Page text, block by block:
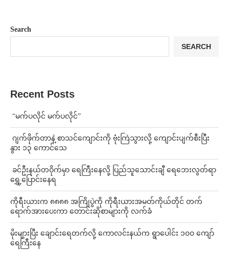
Search
SEARCH
Recent Posts
⁨ ⁨“မက်ပလိုင် မက်ပလိုင်”
⁨⁩ ⁨ဂျက်ဖိုက်တာနဲ့ စာသင်ကျောင်းကို ဗုံးကြဲသွားလို့ ကျောင်းပျက်စီးပြီး
နွား ၁၃ ကောင်သေ
⁩ ⁨ခင်ဦးနယ်တဝိုက်မှာ ရေကြီးနေလို့ ပြည်သူသောင်းချီ ရေဘေးလွတ်ရာ
ရွှေ့ပြောင်းနေရ
ကိုရီးယားက ၈၈၈၈ အကြိုပွဲကို ကိုရီးယားအမတ်ကိုယ်တိုင် တက်
ရောက်အားပေးကာ တောင်းဆိုစာများကို လက်ခံ
⁨မိုးများပြီး ချောင်းရေတက်လို့ ကောလင်းနယ်က ရွာပေါင်း ၁၀၀ ကျော်
ရေကြီးနေ